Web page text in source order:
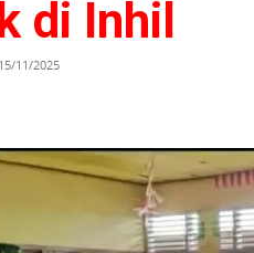
di Inhil
15/11/2025